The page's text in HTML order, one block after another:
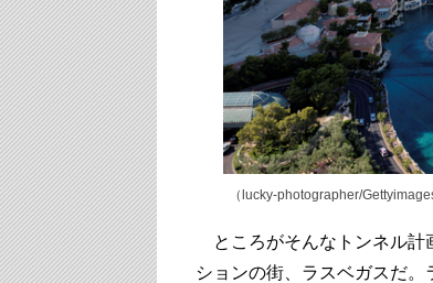
（lucky-photographer/Gettyimages
ところがそんなトンネル計
ションの街、ラスベガスだ